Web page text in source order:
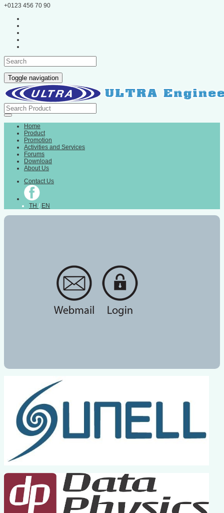
+0123 456 70 90
Toggle navigation
Home
Product
Promotion
Activities and Services
Forums
Download
About Us
Contact Us
TH / EN